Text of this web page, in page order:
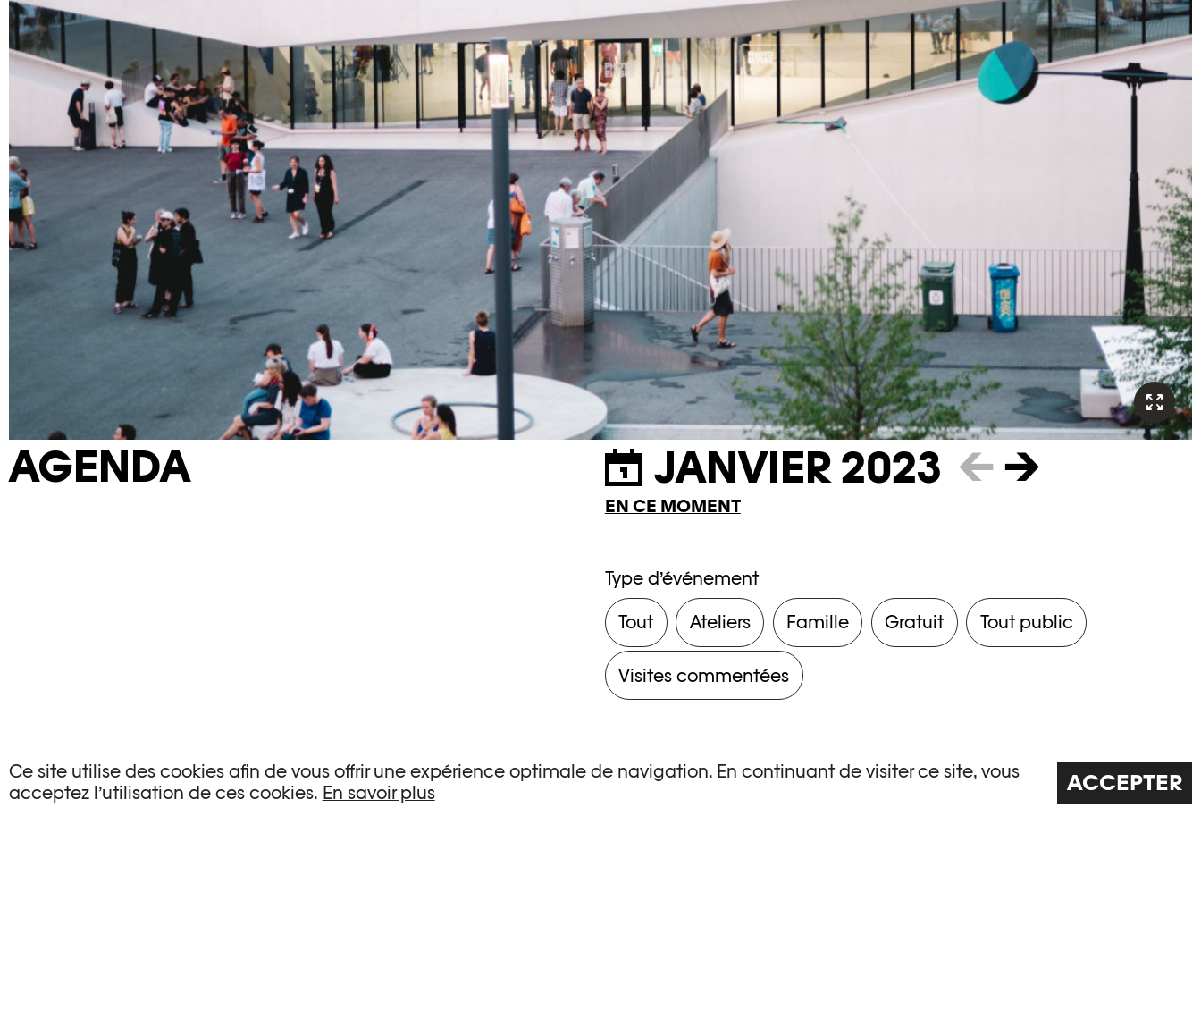
Ce site utilise des cookies afin de vous offrir une expérience optimale de navigation. En continuant de visiter ce site, vous
acceptez l’utilisation de ces cookies. En savoir plus ACCEPTER
AGENDA JANVIER 2023 ← →
EN CE MOMENT
Type d’événement
Tout Ateliers Famille Gratuit Tout public
Visites commentées
AUCUN ÉVÉNEMENT